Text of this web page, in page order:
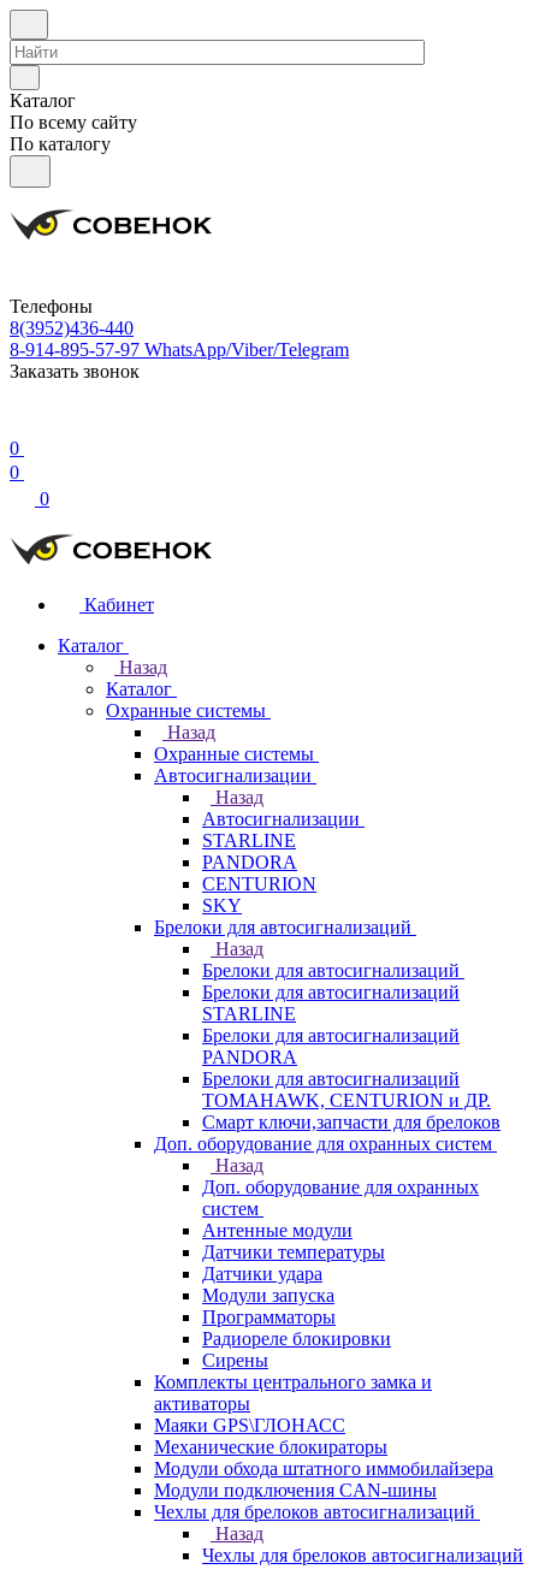
Каталог
По всему сайту
По каталогу
Телефоны
8(3952)436-440
8-914-895-57-97 WhatsApp/Viber/Telegram
Заказать звонок
0
0
0
Кабинет
Каталог
Назад
Каталог
Охранные системы
Назад
Охранные системы
Автосигнализации
Назад
Автосигнализации
STARLINE
PANDORA
CENTURION
SKY
Брелоки для автосигнализаций
Назад
Брелоки для автосигнализаций
Брелоки для автосигнализаций
STARLINE
Брелоки для автосигнализаций
PANDORA
Брелоки для автосигнализаций
TOMAHAWK, CENTURION и ДР.
Смарт ключи,запчасти для брелоков
Доп. оборудование для охранных систем
Назад
Доп. оборудование для охранных
систем
Антенные модули
Датчики температуры
Датчики удара
Модули запуска
Программаторы
Радиореле блокировки
Сирены
Комплекты центрального замка и
активаторы
Маяки GPS\ГЛОНАСС
Механические блокираторы
Модули обхода штатного иммобилайзера
Модули подключения CAN-шины
Чехлы для брелоков автосигнализаций
Назад
Чехлы для брелоков автосигнализаций